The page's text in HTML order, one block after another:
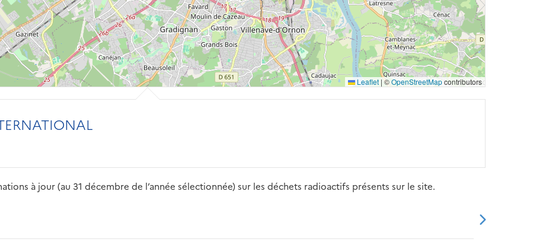
Leaflet | ©OpenStreetMapcontributors
à jour (au 31 décembre de l’année sélectionnée) sur les déchets radioactifs présents sur le site.